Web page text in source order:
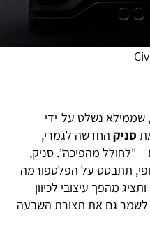
נשלט על-ידי
החדשה לגמרי,
מהפיכה". סניק,
תתבסס על הפלטפורמה
מהפך עיצובי לכיוון
גם את תצורת השבעה